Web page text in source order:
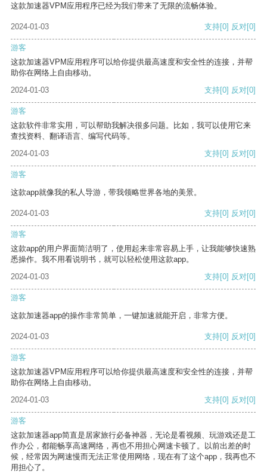
这款加速器VPM应用程序已经为我们带来了无限的流畅体验。
2024-01-03 支持[0] 反对[0]
游客
这款加速器VPM应用程序可以给你提供最高速度和安全性的连接，并帮
助你在网络上自由移动。
2024-01-03
支持[0] 反对[0]
游客
这款软件非常实用，可以帮助我解决很多问题。比如，我可以使用它来
查找资料、翻译语言、编写代码等。
2024-01-03
支持[0] 反对[0]
游客
这款app就像我的私人导游，带我领略世界各地的美景。
2024-01-03 支持[0] 反对[0]
游客
这款app的用户界面简洁明了，使用起来非常容易上手，让我能够快速熟
悉操作。我不用看说明书，就可以轻松使用这款app。
2024-01-03
支持[0] 反对[0]
游客
这款加速器app的操作非常简单，一键加速就能开启，非常方便。
2024-01-03 支持[0] 反对[0]
游客
这款加速器VPM应用程序可以给你提供最高速度和安全性的连接，并帮
助你在网络上自由移动。
2024-01-03
支持[0] 反对[0]
游客
这款加速器app简直是居家旅行必备神器，无论是看视频、玩游戏还是工
作办公，都能畅享高速网络，再也不用担心网速卡顿了。以前出差的时
候，经常因为网速慢而无法正常使用网络，现在有了这个app，我再也不
用担心了。